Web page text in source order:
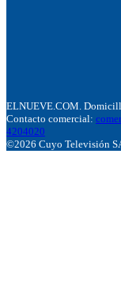
ELNUEVE.COM.
Contacto comercial:
4204020
©2026 Cuyo Televisión